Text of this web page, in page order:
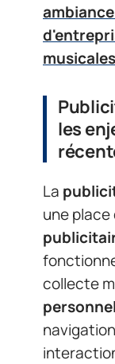
musicales
les
La
une
collecte